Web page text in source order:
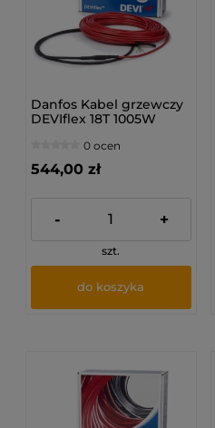
Danfos Kabel grzewczy
DEVIflex 18T 1005W
0 ocen
544,00 zł
- +
szt.
do koszyka